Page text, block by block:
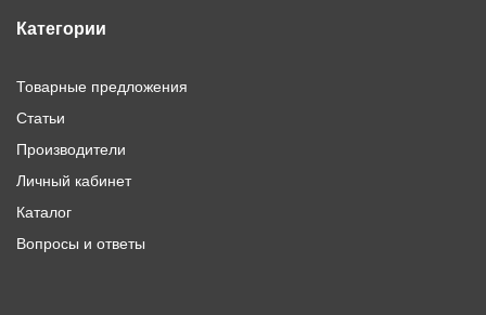
Категории
Товарные предложения
Статьи
Производители
Личный кабинет
Каталог
Вопросы и ответы